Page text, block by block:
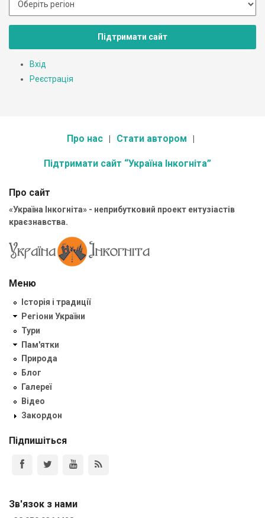
Підтримати сайт
Вхід
Реєстрація
Про нас Стати автором
Підтримати сайт “Україна Інкогніта”
Про сайт
«Україна Інкогніта» - неприбутковий проект ентузіастів
краєзнавства.
Меню
Історія і традиції
Регіони України
Тури
Пам'ятки
Природа
Блог
Галереї
Відео
Закордон
Підпишіться
Зв'язок з нами